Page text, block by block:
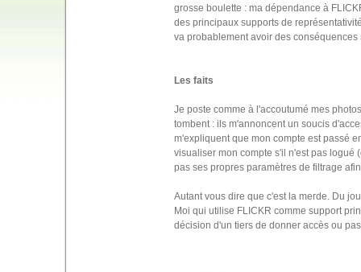
grosse boulette : ma dépendance à
des principaux supports de
va probablement avoir des
Les faits
Je poste comme à l'accoutumé mes
tombent : ils m'annoncent un soucis
m'expliquent que mon compte est passé
visualiser mon compte s'il n'est pas logué
pas ses propres paramètres de filtrage
Autant vous dire que c'est la merde. Du
Moi qui utilise FLICKR comme support
décision d'un tiers de donner accès ou